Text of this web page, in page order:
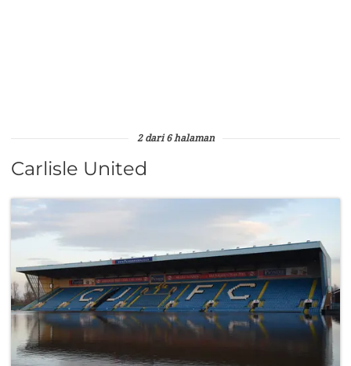
2 dari 6 halaman
Carlisle United